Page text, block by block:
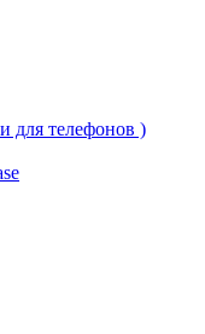
для телефонов )